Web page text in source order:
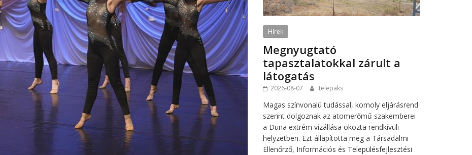
Hírek
Megnyugtató
tapasztalatokkal zárult a
látogatás
2026-08-07 telepaks
Magas színvonalú tudással, komoly eljárásrend
szerint dolgoznak az atomerőmű szakemberei
a Duna extrém vízállása okozta rendkívüli
helyzetben. Ezt állapította meg a Társadalmi
Ellenőrző, Információs és Településfejlesztési